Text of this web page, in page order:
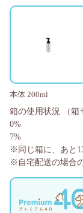
本体 200ml
箱の使用状況
（
0%
7%
※同じ箱に、あと
※自宅配送の場合